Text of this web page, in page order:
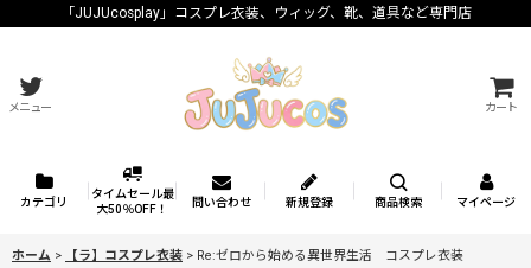
「JUJUcosplay」コスプレ衣装、ウィッグ、靴、道具など専門店
メニュー カート
カテゴリ
タイムセール最
大50％OFF！
問い合わせ 新規登録 商品検索 マイページ
ホーム > 【ラ】コスプレ衣装 > Re:ゼロから始める異世界生活 コスプレ衣装